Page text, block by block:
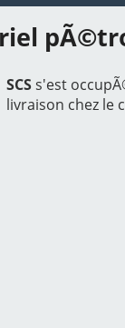
SCSs'est
livraison chez le